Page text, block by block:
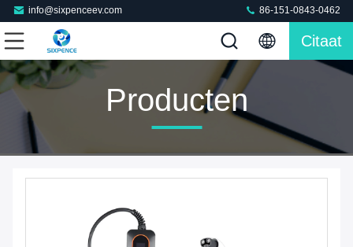
info@sixpenceev.com 86-151-0843-0462
Citaat
Producten